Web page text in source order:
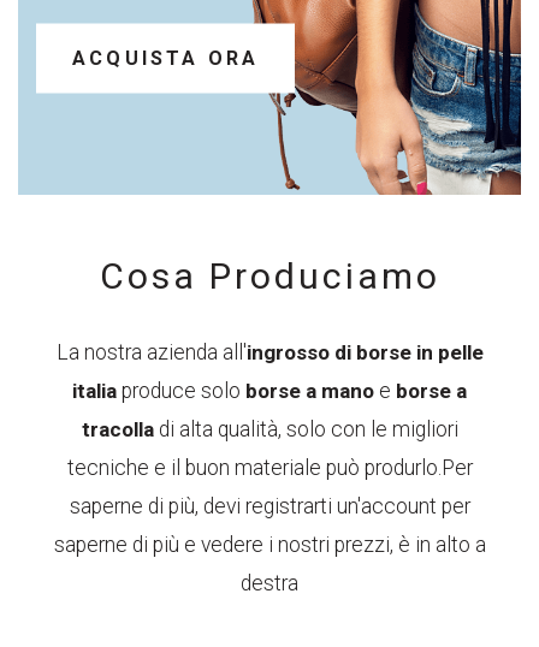
ACQUISTA ORA
Cosa Produciamo
La nostra azienda all'ingrosso di borse in pelle
italia produce solo borse a mano e borse a
tracolladi alta qualità, solo con le migliori
tecniche e il buon materiale può produrlo.Per
saperne di più, devi registrarti un'account per
saperne di più e vedere i nostri prezzi, è in alto a
destra